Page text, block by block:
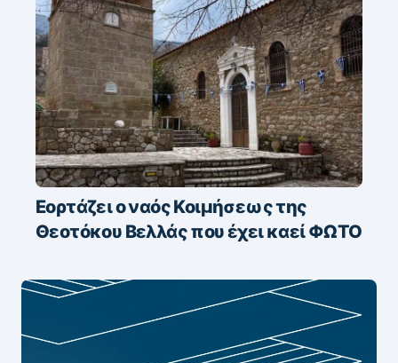
Εορτάζει ο ναός Κοιμήσεως της
Θεοτόκου Βελλάς που έχει καεί ΦΩΤΟ